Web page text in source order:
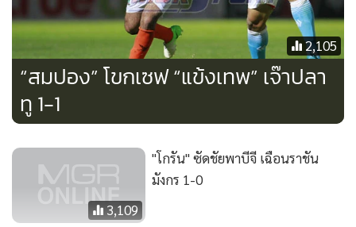
วางเท้ายิงโล่งๆแต่หลุดเสาออกไปอย่างน่าเสียดาย เวลาดำเนินมา
ถึงช่วงท้ายเกม บางกอกกล๊าส พลาดโอกาสอีกครั้ง น.87 ดอส
ซานโตส วิ่งโฉบเข้าเข้าไปยืดเท้าสะกิดบอลหมายข้ามหัวผู้รักษา
ประตู แต่ วัลลภ ยังไม่พลาด จบเกม "บีจี" ยังสะกดคำว่าชนะไม่
เป็น 4 นัดติด พ่าย อินทรีเพื่อนตำรวจ 0-1
ยอดผู้ชม 5,479 คน , ยอดขายบัตร 554,890 บาท
รายชื่อผู้เล่นทั้งสองทีม
บางกอกกล๊าส เอฟซี: กฤษณะ กลันกลิ่น (ผู้รักษาประตู) วัสพล
2,105
“สมปอง” โขกเซฟ “แข้งเทพ” เจ๊าปลา
ทู 1-1
3,109
"โกรัน" ซัดชัยพาบีจี เฉือนราชัน
มังกร 1-0